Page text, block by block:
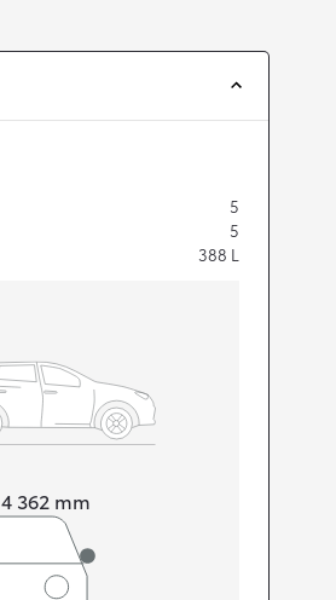
5
5
388 L
4 362 mm